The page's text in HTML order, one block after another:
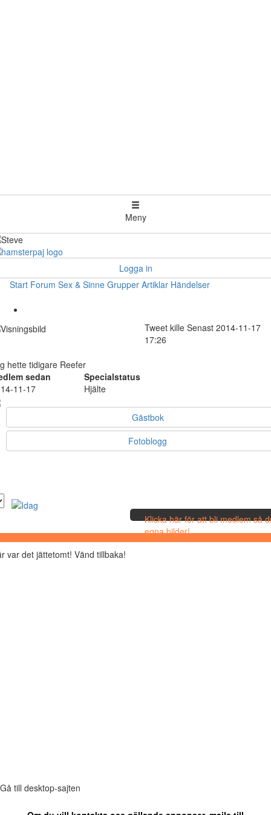
Meny
Logga in
Start Forum Sex & Sinne Grupper Artiklar Händelser
Tweet kille Senast 2014-11-17
17:26
hette tidigare Reefer
sedan
Specialstatus
11-17
Hjälte
Gästbok
Fotoblogg
Klicka här för att bli medlem så
egna bilder!
var det jättetomt! Vänd tillbaka!
Gå till desktop-sajten